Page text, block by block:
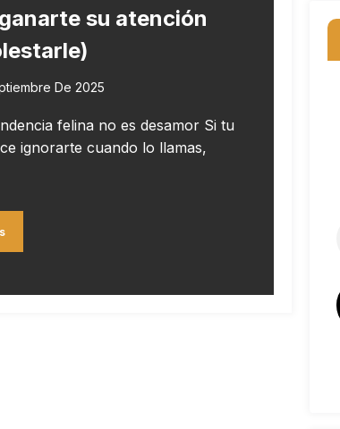
su atención
De 2025
felina no es desamor Si tu
ignorarte cuando lo llamas,